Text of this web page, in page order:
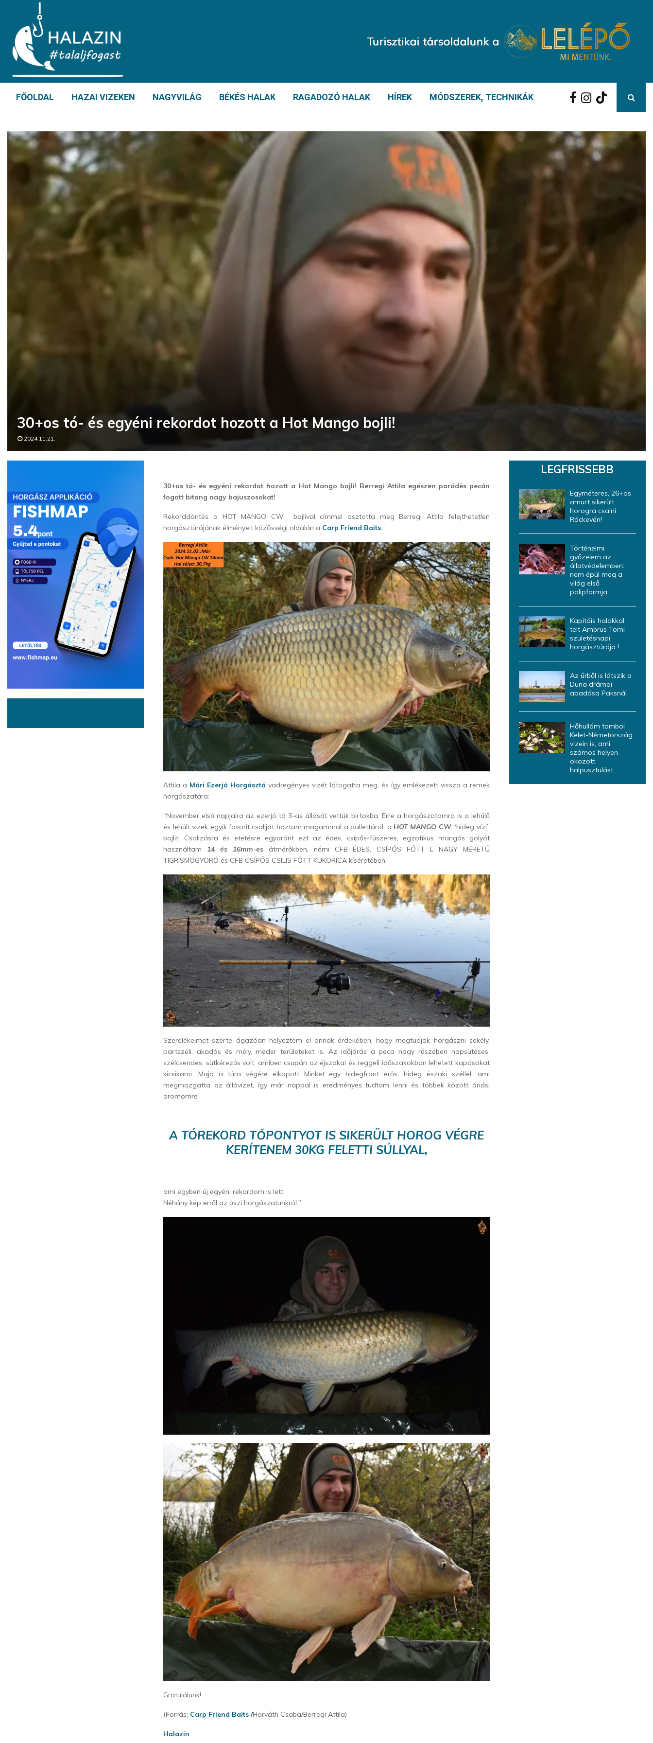
FŐOLDAL HAZAI VIZEKEN NAGYVILÁG BÉKÉS HALAK RAGADOZÓ HALAK HÍREK MÓDSZEREK, TECHNIKÁK
30+os tó- és egyéni rekordot hozott a Hot Mango bojli!
2024.11.21.
30+os tó- és egyéni rekordot hozott a Hot Mango bojli! Berregi Attila egészen parádés pecán
fogott bitang nagy bajuszosokat!
Rekorddöntés a HOT MANGO CW bojlival címmel osztotta meg Berregi Attila felejthetetlen
horgásztúrájának élményeit közösségi oldalán a Carp Friend Baits.
Attila a Móri Ezerjó Horgásztóvadregényes vizét látogatta meg, és így emlékezett vissza a remek
horgászatára:
“November első napjaira az ezerjó tó 3-as állását vettük birtokba. Erre a horgászatomra is a lehűlő
és lehűlt vizek egyik favorit csaliját hoztam magammal a pallettáról, a HOT MANGO CW “hideg vízi”
bojlit. Csalizásra és etetésre egyaránt ezt az édes, csípős-fűszeres, egzotikus mangós golyót
használtam 14 és 16mm-esátmérőkben, némi CFB ÉDES, CSÍPŐS FŐTT L NAGY MÉRETŰ
TIGRISMOGYORÓ és CFB CSÍPŐS CSILIS FŐTT KUKORICA kíséretében.
Szerelékeimet szerte ágazóan helyeztem el annak érdekében, hogy megtudjak horgászni sekély,
partszéli, akadós és mély, meder területeket is. Az időjárás a peca nagy részében napsütéses,
szélcsendes, sütkérezős volt, amiben csupán az éjszakai és reggeli időszakokban lehetett kapásokat
kicsikarni. Majd a túra végére elkapott Minket egy hidegfront erős, hideg északi széllel, ami
megmozgatta az állóvízet, így már nappal is eredményes tudtam lenni és többek között óriási
örömömre
A TÓREKORD TŐPONTYOT IS SIKERÜLT HOROG VÉGRE
KERÍTENEM 30KG FELETTI SÚLLYAL,
ami egyben új egyéni rekordom is lett.
Néhány kép erről az őszi horgászatunkról:”
Gratulálunk!
(Forrás: Carp Friend Baits /Horváth Csaba/Berregi Attila)
Halazin
LEGFRISSEBB
Egyméteres, 26+os
amurt sikerült
horogra csalni
Ráckevén!
Történelmi
győzelem az
állatvédelemben:
nem épül meg a
világ első
polipfarmja
Kapitáis halakkal
telt Ambrus Tomi
születésnapi
horgásztúrája !
Az űrből is látszik a
Duna drámai
apadása Paksnál
Hőhullám tombol
Kelet-Németország
vizein is, ami
számos helyen
okozott
halpusztulást